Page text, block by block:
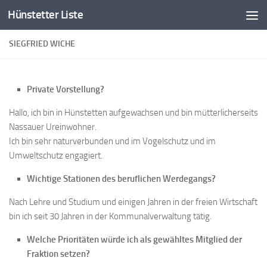
Zum Inhalt springen
Hünstetter Liste
SIEGFRIED WICHE
Private Vorstellung?
Hallo, ich bin in Hünstetten aufgewachsen und bin mütterlicherseits
Nassauer Ureinwohner.
Ich bin sehr naturverbunden und im Vogelschutz und im
Umweltschutz engagiert.
Wichtige Stationen des beruflichen Werdegangs?
Nach Lehre und Studium und einigen Jahren in der freien Wirtschaft
bin ich seit 30 Jahren in der Kommunalverwaltung tätig.
Welche Prioritäten würde ich als gewähltes Mitglied der
Fraktion setzen?